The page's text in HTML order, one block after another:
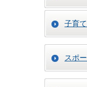
子育
スポ